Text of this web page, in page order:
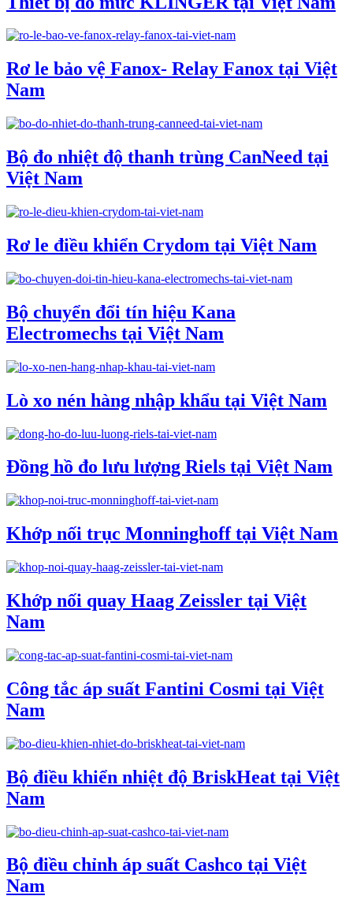
Rơ le bảo vệ Fanox- Relay Fanox tại Việt
Nam
Bộ đo nhiệt độ thanh trùng CanNeed tại
Việt Nam
Rơ le điều khiển Crydom tại Việt Nam
Bộ chuyển đổi tín hiệu Kana
Electromechs tại Việt Nam
Lò xo nén hàng nhập khẩu tại Việt Nam
Đồng hồ đo lưu lượng Riels tại Việt Nam
Khớp nối trục Monninghoff tại Việt Nam
Khớp nối quay Haag Zeissler tại Việt
Nam
Công tắc áp suất Fantini Cosmi tại Việt
Nam
Bộ điều khiển nhiệt độ BriskHeat tại Việt
Nam
Bộ điều chỉnh áp suất Cashco tại Việt
Nam